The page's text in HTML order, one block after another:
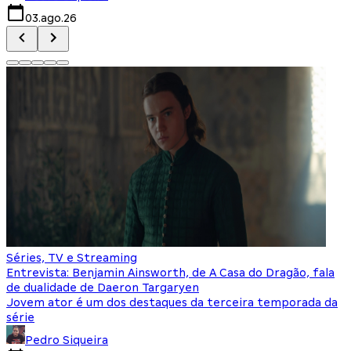
03.ago.26
Séries, TV e Streaming
Entrevista: Benjamin Ainsworth, de A Casa do Dragão, fala
de dualidade de Daeron Targaryen
Jovem ator é um dos destaques da terceira temporada da
série
Pedro Siqueira